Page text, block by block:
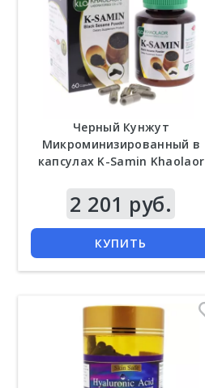
Черный Кунжут
Микроминизированный в
капсулах K-Samin Khaolaor
2 201 руб.
КУПИТЬ